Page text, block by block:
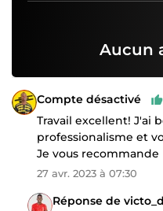
Aucun
Compte désactivé
Travail excellent! J'ai
professionalisme et
Je vous recommande
27 avr. 2023 à 07:30
Réponse de